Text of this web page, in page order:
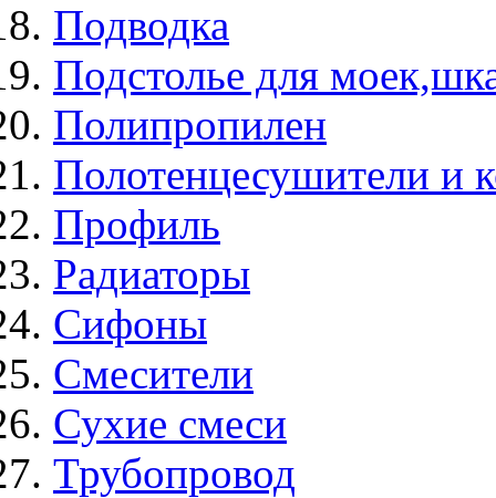
Подводка
Подстолье для
Полипропилен
Полотенцесушители и
Профиль
Радиаторы
Сифоны
Смесители
Сухие смеси
Трубопровод